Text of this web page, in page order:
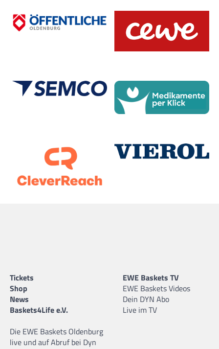
Tickets
Shop
News
Baskets4Life e.V.
Die EWE Baskets Oldenburg
live und auf Abruf bei Dyn
EWE Baskets TV
EWE Baskets Videos
Dein DYN Abo
Live im TV